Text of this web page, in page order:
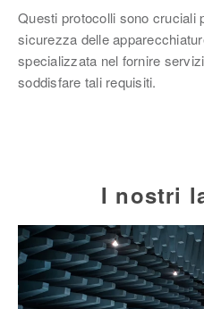
Questi protocolli sono cruciali
sicurezza delle
specializzata nel fornire
soddisfare tali requisiti.
I nostri